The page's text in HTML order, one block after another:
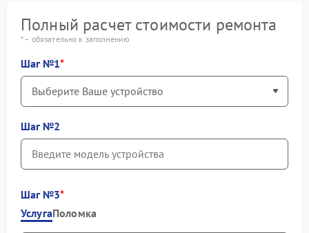
Полный расчет стоимости ремонта
* – обязательно к заполнению
Шаг №1
Шаг №2
Шаг №3
УслугаПоломка